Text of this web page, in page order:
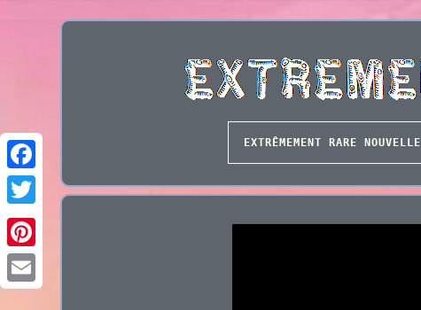
EXTRÊMEMENT RARE NOUVELLE